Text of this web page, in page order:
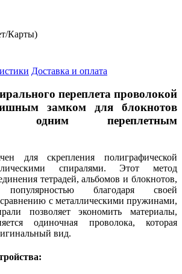
Карты)
Доставка и оплата
переплета проволокой
замком для блокнотов
одним переплетным
для скрепления полиграфической
спиралями. Этот метод
тетрадей, альбомов и блокнотов,
благодаря своей
с металлическими пружинами,
позволяет экономить материалы,
одиночная проволока, которая
вид.